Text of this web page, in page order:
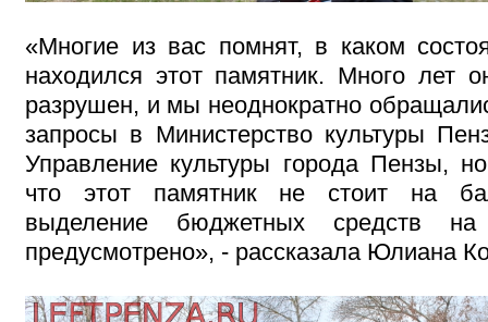
«Многие из вас помнят, в каком
находился этот памятник. Много лет
разрушен, и мы неоднократно
запросы в Министерство культуры
Управление культуры города Пензы,
что этот памятник не стоит на
выделение бюджетных средств
предусмотрено», - рассказала Юлиана